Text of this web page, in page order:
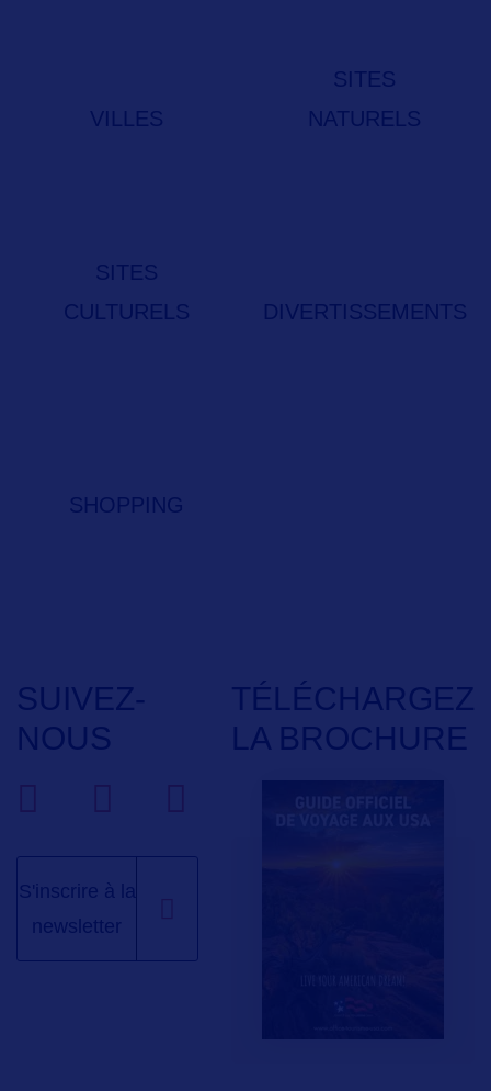
VILLES
SITES
NATURELS
SITES
CULTURELS
DIVERTISSEMENTS
SHOPPING
SUIVEZ-
NOUS
S'inscrire à la
newsletter
TÉLÉCHARGEZ
LA BROCHURE